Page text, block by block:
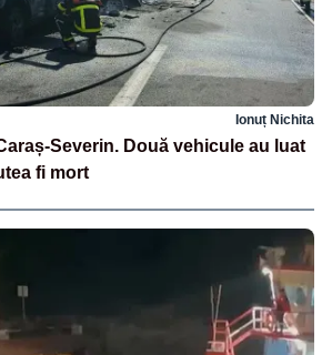
Ionuț Nichita
Severin. Două vehicule au luat
fi mort